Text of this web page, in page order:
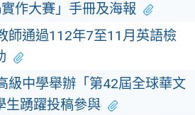
作大賽」手冊及海報
師通過112年7至11月英語檢
級中學舉辦「第42屆全球華文
生踴躍投稿參與